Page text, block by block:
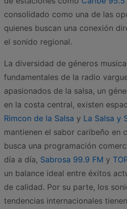
consolidado como una de las
quienes buscan una conexión
el sonido regional.
La diversidad de géneros
fundamentales de la radio
apasionados de la salsa, un
en la costa central, existen
Rimcon de la Salsa y La Salsa y
mantienen el sabor caribeño en
busca una programación
día a día, Sabrosa 99.9 FM y
un balance ideal entre éxitos
de calidad. Por su parte, los
tendencias internacionales